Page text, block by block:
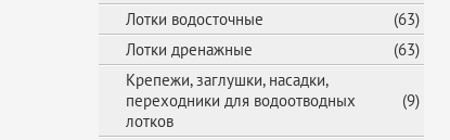
Лотки водосточные
(63)
Лотки дренажные
(63)
Крепежи, заглушки, насадки,
переходники для водоотводных
лотков
(9)